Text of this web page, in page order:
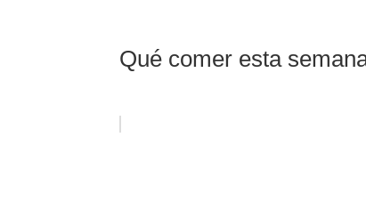
Qué comer esta